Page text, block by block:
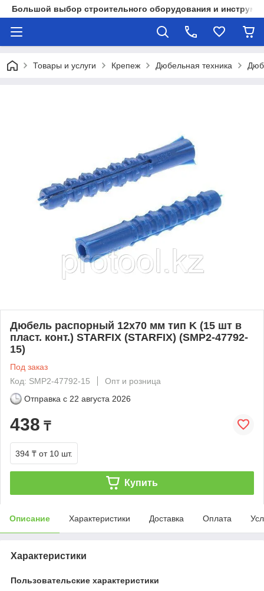
Большой выбор строительного оборудования и
Товары и услуги Крепеж Дюбельная техника
Дюбель распорный 12х70 мм тип K (15 шт в
пласт. конт.) STARFIX (STARFIX) (SMP2-47792-
15)
Под заказ
Код: SMP2-47792-15
Опт и розница
Отправка с 22 августа 2026
438 ₸
394 ₸ от 10 шт.
Купить
Описание Характеристики Доставка Оплата
Характеристики
Пользовательские характеристики